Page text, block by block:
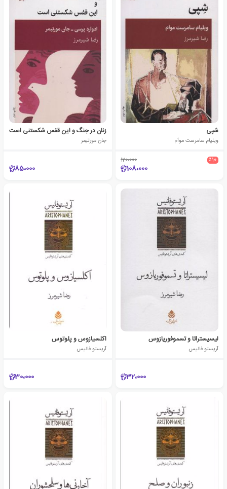
شپی
ویلیام سامرست موآم
٪10 120،000
108،000
زنان در جنگ و این قفس شکستنی است
جان مورتیمر
85،000
لیسیستراتا و تسموفوریازوس
آریستو فانیس
32،000
اکلسیازوس و پلوتوس
آریستو فانیس
30،000